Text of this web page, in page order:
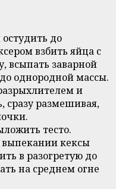
до
взбить яйца с
всыпать заварной
однородной массы.
и
сразу размешивая,
тесто.
выпекании кексы
в разогретую до
на среднем огне